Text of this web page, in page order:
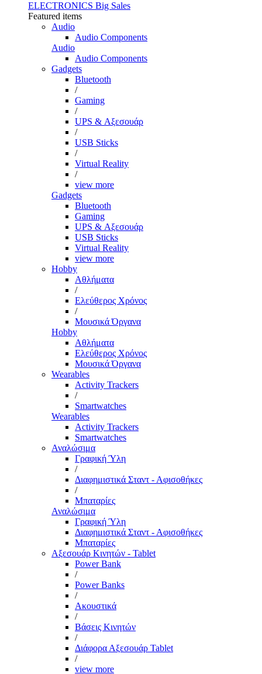
ELECTRONICS Big Sales
Featured items
Audio
Audio Components
Audio
Audio Components
Gadgets
Bluetooth
/
Gaming
/
UPS & Αξεσουάρ
/
USB Sticks
/
Virtual Reality
/
view more
Gadgets
Bluetooth
Gaming
UPS & Αξεσουάρ
USB Sticks
Virtual Reality
view more
Hobby
Αθλήματα
/
Ελεύθερος Χρόνος
/
Μουσικά Όργανα
Hobby
Αθλήματα
Ελεύθερος Χρόνος
Μουσικά Όργανα
Wearables
Activity Trackers
/
Smartwatches
Wearables
Activity Trackers
Smartwatches
Αναλώσιμα
Γραφική Ύλη
/
Διαφημιστικά Σταντ - Αφισοθήκες
/
Μπαταρίες
Αναλώσιμα
Γραφική Ύλη
Διαφημιστικά Σταντ - Αφισοθήκες
Μπαταρίες
Αξεσουάρ Κινητών - Tablet
Power Bank
/
Power Banks
/
Ακουστικά
/
Βάσεις Κινητών
/
Διάφορα Αξεσουάρ Tablet
/
view more